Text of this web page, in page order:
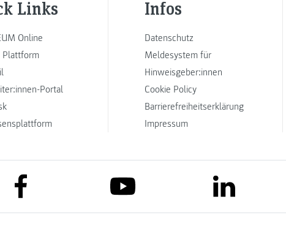
Links
Online
Portal
Infos
Datenschutz
Meldesystem für
Hinweisgeber:innen
Cookie Policy
Barrierefreiheitserklärung
Impressum
link to facebook link to youtube link to linkedin